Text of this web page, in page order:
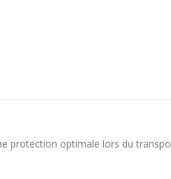
protection optimale lors du